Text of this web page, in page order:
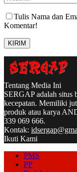
Tulis Nama dan
Komentar!
Tentang Media Ini
SERGAP adalah situs
kecepatan. Memiliki
produk atau karya
339 069 666.
Kontak:
Ikuti Kami
PMS
PP